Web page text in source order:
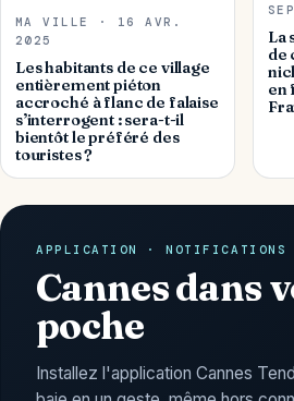
MA VILLE · 16 AVR.
2025
Les habitants de ce village
entièrement piéton
accroché à flanc de falaise
s’interrogent : sera-t-il
bientôt le préféré des
touristes ?
La
de
en
APPLICATION · NOTIFICATIONS
Cannes dans
poche
Installez l'application Cannes